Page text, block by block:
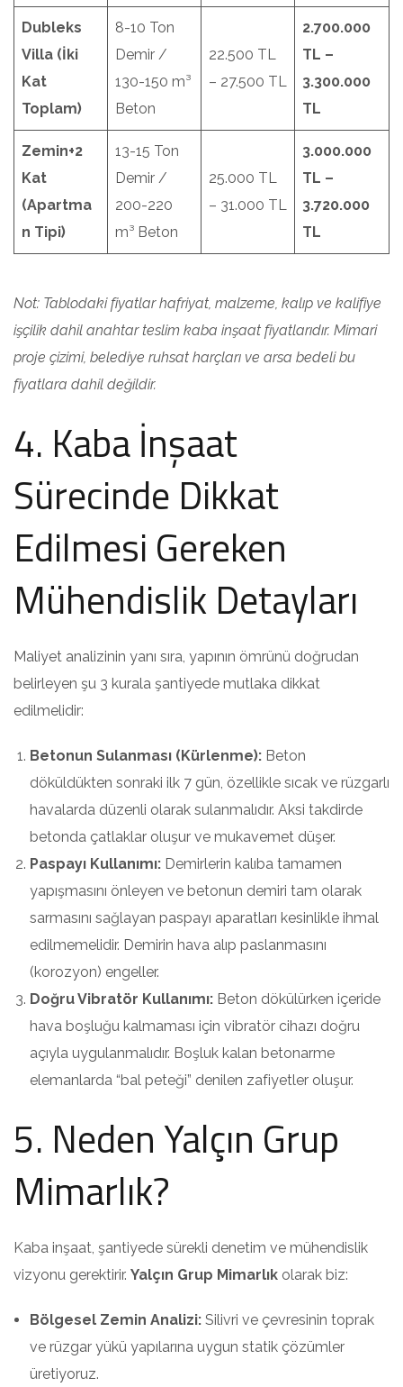
Dubleks
Villa (İki
Kat
Toplam)
8-10 Ton
Demir /
130-150 m³
Beton
22.500 TL
– 27.500 TL
2.700.000
TL –
3.300.000
TL
Zemin+2
Kat
(Apartma
n Tipi)
13-15 Ton
Demir /
200-220
m³ Beton
25.000 TL
– 31.000 TL
3.000.000
TL –
3.720.000
TL
Not: Tablodaki fiyatlar hafriyat, malzeme, kalıp ve kalifiye
işçilik dahil anahtar teslim kaba inşaat fiyatlarıdır. Mimari
proje çizimi, belediye ruhsat harçları ve arsa bedeli bu
fiyatlara dahil değildir.
4. Kaba İnşaat
Sürecinde Dikkat
Edilmesi Gereken
Mühendislik Detayları
Maliyet analizinin yanı sıra, yapının ömrünü doğrudan
belirleyen şu 3 kurala şantiyede mutlaka dikkat
edilmelidir:
Betonun Sulanması (Kürlenme): Beton
döküldükten sonraki ilk 7 gün, özellikle sıcak ve rüzgarlı
havalarda düzenli olarak sulanmalıdır. Aksi takdirde
betonda çatlaklar oluşur ve mukavemet düşer.
Paspayı Kullanımı: Demirlerin kalıba tamamen
yapışmasını önleyen ve betonun demiri tam olarak
sarmasını sağlayan paspayı aparatları kesinlikle ihmal
edilmemelidir. Demirin hava alıp paslanmasını
(korozyon) engeller.
Doğru Vibratör Kullanımı: Beton dökülürken içeride
hava boşluğu kalmaması için vibratör cihazı doğru
açıyla uygulanmalıdır. Boşluk kalan betonarme
elemanlarda “bal peteği” denilen zafiyetler oluşur.
5. Neden Yalçın Grup
Mimarlık?
Kaba inşaat, şantiyede sürekli denetim ve mühendislik
vizyonu gerektirir. Yalçın Grup Mimarlık olarak biz:
Bölgesel Zemin Analizi: Silivri ve çevresinin toprak
ve rüzgar yükü yapılarına uygun statik çözümler
üretiyoruz.